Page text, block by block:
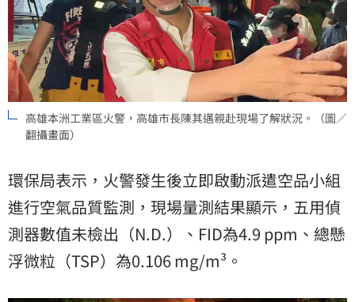
高雄本洲工業區火警，高雄市長陳其邁親赴現場了解狀況。（圖／
翻攝畫面）
環保局表示，火警發生後立即啟動派遣空品小組
進行空氣品質監測，現場量測結果顯示，五用偵
測器數值未檢出（N.D.）、FID為4.9 ppm、總懸
浮微粒（TSP）為0.106 mg/m³。